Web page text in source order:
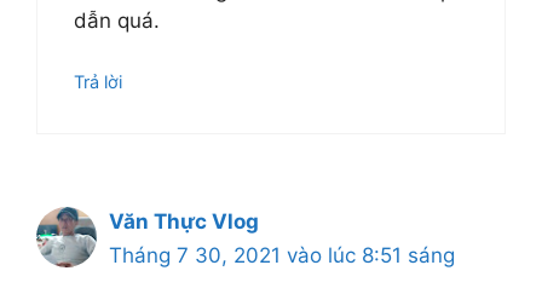
dẫn quá.
Trả lời
Văn Thực Vlog
Tháng 7 30, 2021 vào lúc 8:51 sáng